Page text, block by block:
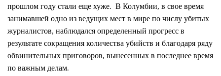
прошлом году стали еще хуже. ВКолумбии, в свое время
занимавшей одно из ведущих мест в мире по числу убитых
журналистов, наблюдался определенный прогресс в
результате сокращения количества убийств и благодаря ряду
обвинительных приговоров, вынесенных в последнее время
по важным делам.